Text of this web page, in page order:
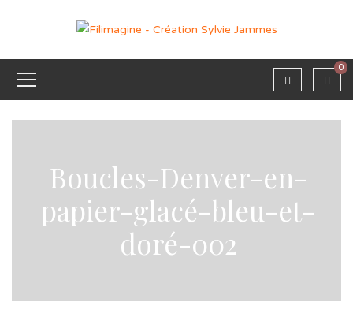
0
Boucles-Denver-en-
papier-glacé-bleu-et-
doré-002